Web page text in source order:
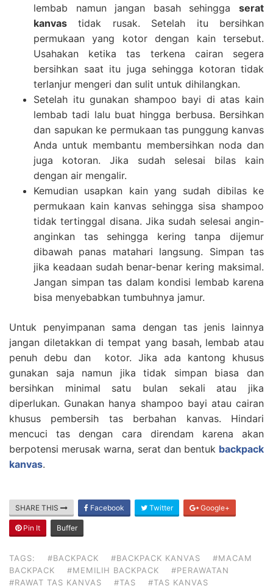
lembab namun jangan basah sehingga serat
kanvas tidak rusak. Setelah itu bersihkan
permukaan yang kotor dengan kain tersebut.
Usahakan ketika tas terkena cairan segera
bersihkan saat itu juga sehingga kotoran tidak
terlanjur mengeri dan sulit untuk dihilangkan.
Setelah itu gunakan shampoo bayi di atas kain
lembab tadi lalu buat hingga berbusa. Bersihkan
dan sapukan ke permukaan tas punggung kanvas
Anda untuk membantu membersihkan noda dan
juga kotoran. Jika sudah selesai bilas kain
dengan air mengalir.
Kemudian usapkan kain yang sudah dibilas ke
permukaan kain kanvas sehingga sisa shampoo
tidak tertinggal disana. Jika sudah selesai angin-
anginkan tas sehingga kering tanpa dijemur
dibawah panas matahari langsung. Simpan tas
jika keadaan sudah benar-benar kering maksimal.
Jangan simpan tas dalam kondisi lembab karena
bisa menyebabkan tumbuhnya jamur.
Untuk penyimpanan sama dengan tas jenis lainnya
jangan diletakkan di tempat yang basah, lembab atau
penuh debu dan kotor. Jika ada kantong khusus
gunakan saja namun jika tidak simpan biasa dan
bersihkan minimal satu bulan sekali atau jika
diperlukan. Gunakan hanya shampoo bayi atau cairan
khusus pembersih tas berbahan kanvas. Hindari
mencuci tas dengan cara direndam karena akan
berpotensi merusak warna, serat dan bentuk backpack
kanvas.
SHARE THIS Facebook Twitter Google+
Pin It Buffer
TAGS: #BACKPACK #BACKPACK KANVAS
#MACAM
BACKPACK
#MEMILIH BACKPACK
#PERAWATAN
#RAWAT TAS KANVAS
#TAS #TAS KANVAS